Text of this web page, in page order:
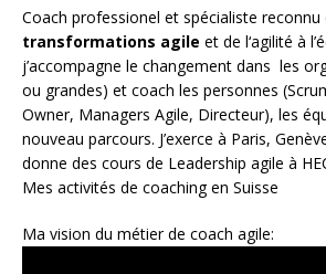
Coach professionel et spécialiste reconnu
transformations agile et de l‘agilité à
j’accompagne le changement dans les
ou grandes) et coach les personnes (
Owner, Managers Agile, Directeur), les
nouveau parcours. J’exerce à Paris,
donne des cours de Leadership agile à
Mes activités de coaching en Suisse
Ma vision du métier de coach agile: